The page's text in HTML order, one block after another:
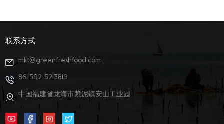
联系方式
mkt@greenfreshfood.com
86-592-5213819
中国福建省龙海市紫泥镇安山工业园